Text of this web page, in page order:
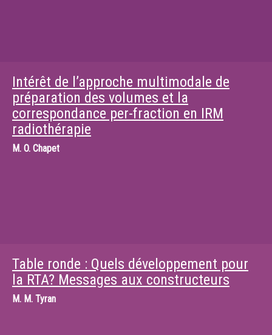
Intérêt de l’approche multimodale de
préparation des volumes et la
correspondance per-fraction en IRM
radiothérapie
M. O. Chapet
Table ronde : Quels développement pour
la RTA? Messages aux constructeurs
M. M. Tyran